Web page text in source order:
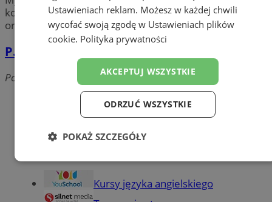
kominowych i wentylacyjnych, odbiory kominiarskie
oraz badanie stanu technicznego.
P.I.P EKO INVEST inż.Karol Kaszek
Powstańców, 41-400 Mysłowice
Pozostałe firmy w kategorii
Kursy języka angielskiego
Ustawieniach reklam. Możesz w każdej chwili
wycofać swoją zgodę w Ustawieniach plików
cookie. Polityka prywatności
AKCEPTUJ WSZYSTKIE
ODRZUĆ WSZYSTKIE
POKAŻ SZCZEGÓŁY
Niezbędne Wydajność Targetowanie